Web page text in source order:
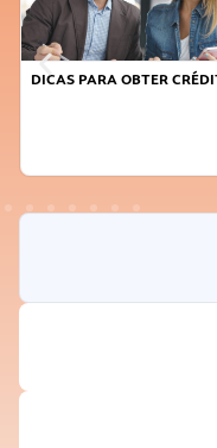
DICAS PARA OBTER